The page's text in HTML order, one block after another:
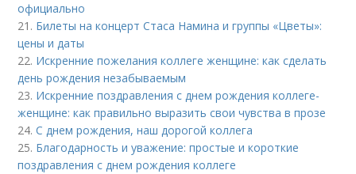
официально
21. Билеты на концерт Стаса Намина и группы «Цветы»:
цены и даты
22. Искренние пожелания коллеге женщине: как сделать
день рождения незабываемым
23. Искренние поздравления с днем рождения коллеге-
женщине: как правильно выразить свои чувства в прозе
24.С днем рождения, наш дорогой коллега
25. Благодарность и уважение: простые и короткие
поздравления с днем рождения коллеге